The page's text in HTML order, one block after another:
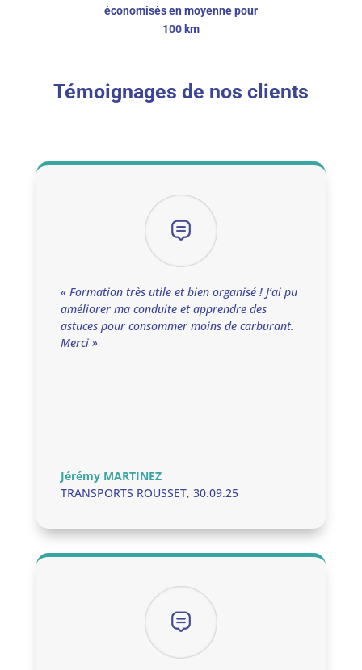
économisés en moyenne pour
100 km
Témoignages de nos clients
« Formation très utile et bien organisé ! J’ai pu
améliorer ma conduite et apprendre des
astuces pour consommer moins de carburant.
Merci »
Jérémy MARTINEZ
TRANSPORTS ROUSSET, 30.09.25